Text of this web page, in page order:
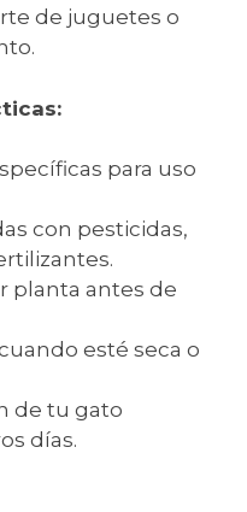
de juguetes o
para uso
con pesticidas,
planta antes de
esté seca o
de tu gato
días.